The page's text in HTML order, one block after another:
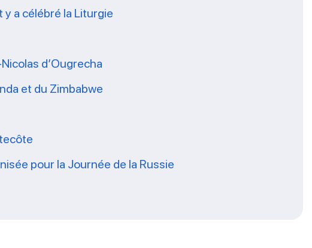
a célébré la Liturgie
d’Ougrecha
et du Zimbabwe
pour la Journée de la Russie